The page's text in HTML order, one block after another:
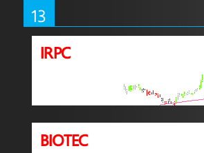
13
IRPC
BIOTEC